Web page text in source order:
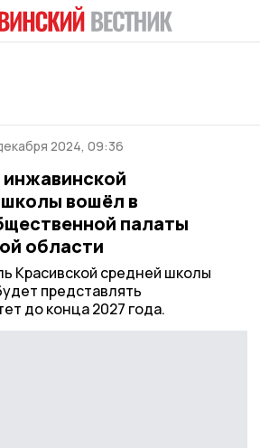
2024, 09:36
вошёл в
палаты
области
Красивской средней школы
представлять
до конца 2027 года.